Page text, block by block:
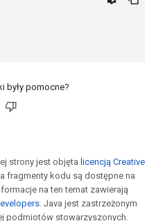
były pomocne?
strony jest objęta licencją Creative
fragmenty kodu są dostępne na
na ten temat zawierają
. Java jest zastrzeżonym
podmiotów stowarzyszonych.